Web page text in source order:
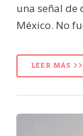
una señal de
México. No
LEER MÁS